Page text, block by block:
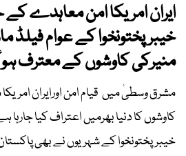
ایران امریکا امن معاہدے
خیبرپختونخوا کے عوام
منیرکی کاوشوں کے معترف
مشرق وسطیٰ میں قیام امن اورایران
کاوشوں کا دنیا بھرمیں اعتراف کیا
خیبرپختونخوا کے شہریوں نے بھی